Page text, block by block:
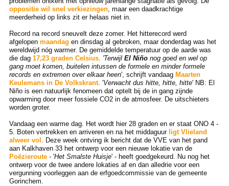
oppositie wil snel verkiezingen, maar een daadkrachtige
meerderheid op links zit er helaas niet in.
Record na record sneuvelt deze zomer. Het hitterecord werd
afgelopen maandag en dinsdag al gebroken, maar donderdag was het
wereldwijd nóg warmer. De gemiddelde temperatuur op de aarde was
die dag 17,23 graden Celsius. 'Terwijl El Niñonog goed en wel op
gang moet komen, buitelen intussen de formele en minder formele
records en extremen over elkaar heen', schrijft vandaag Maarten
Keulemans in De Volkskrant. 'Verwacht dus hitte, hitte, hitte' NB: El
Niño is een natuurlijk fenomeen dat optelt bij de in gang zijnde
opwarming door meer fossiele CO2 in de atmosfeer. De uitschieters
worden groter.
Vandaag een warme dag. Het wordt hier 28 graden en er staat ONO 4 -
5. Boten vertrekken en arriveren en na het middaguur ligt Vlieland
alweer vol . Deze week ontving ik bericht dat de VVE van het pand
aan Kalkhaven 33 het ontwerp voor een nieuwe lokatie van de
Poëzieroute- 'Het Smalste Huisje' - heeft goedgekeurd. Nu nog het
ontwerp voor de twee andere lokaties af en dan alledrie voor een
vergunning voorleggen aan de erfgoedcommissie van de gemeente
Gorinchem.